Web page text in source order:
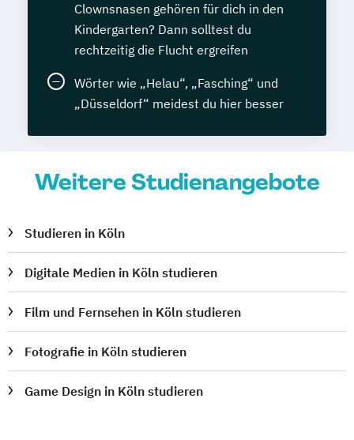
Clownsnasen gehören für dich in den
Kindergarten? Dann solltest du
rechtzeitig die Flucht ergreifen
Wörter wie „Helau“, „Fasching“ und
„Düsseldorf“ meidest du hier besser
Weitere Studienangebote
Studieren in Köln
Digitale Medien in Köln studieren
Film und Fernsehen in Köln studieren
Fotografie in Köln studieren
Game Design in Köln studieren